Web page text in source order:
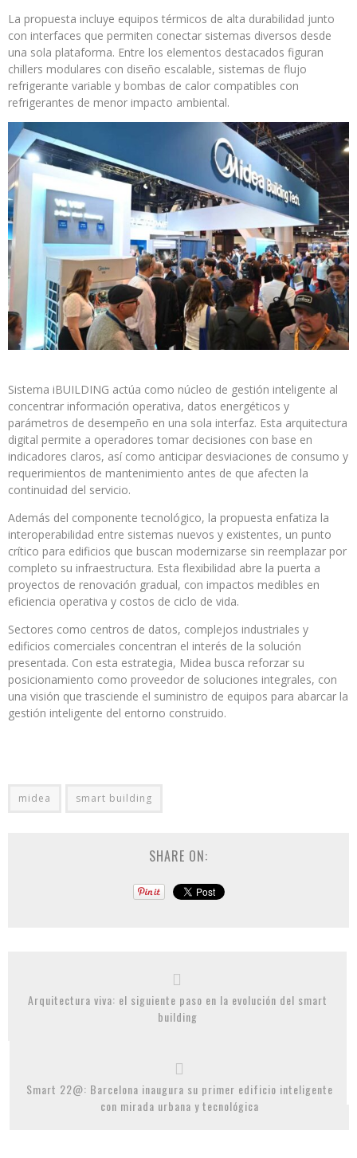
La propuesta incluye equipos térmicos de alta durabilidad junto
con interfaces que permiten conectar sistemas diversos desde
una sola plataforma. Entre los elementos destacados figuran
chillers modulares con diseño escalable, sistemas de flujo
refrigerante variable y bombas de calor compatibles con
refrigerantes de menor impacto ambiental.
Sistema iBUILDING actúa como núcleo de gestión inteligente al
concentrar información operativa, datos energéticos y
parámetros de desempeño en una sola interfaz. Esta arquitectura
digital permite a operadores tomar decisiones con base en
indicadores claros, así como anticipar desviaciones de consumo y
requerimientos de mantenimiento antes de que afecten la
continuidad del servicio.
Además del componente tecnológico, la propuesta enfatiza la
interoperabilidad entre sistemas nuevos y existentes, un punto
crítico para edificios que buscan modernizarse sin reemplazar por
completo su infraestructura. Esta flexibilidad abre la puerta a
proyectos de renovación gradual, con impactos medibles en
eficiencia operativa y costos de ciclo de vida.
Sectores como centros de datos, complejos industriales y
edificios comerciales concentran el interés de la solución
presentada. Con esta estrategia, Midea busca reforzar su
posicionamiento como proveedor de soluciones integrales, con
una visión que trasciende el suministro de equipos para abarcar la
gestión inteligente del entorno construido.
midea smart building
SHARE ON:
Arquitectura viva: el siguiente paso en la evolución del smart
building
Smart 22@: Barcelona inaugura su primer edificio inteligente
con mirada urbana y tecnológica